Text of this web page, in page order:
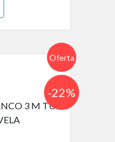
Oferta
-22%